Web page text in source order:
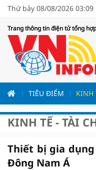
Thứ bảy 08/08/2026 03:09
Trang thông tin điện tử tổng hợp
TIÊU ĐIỂM KINH
KINH TẾ - TÀI
Thiết bị gia
Đông Nam Á